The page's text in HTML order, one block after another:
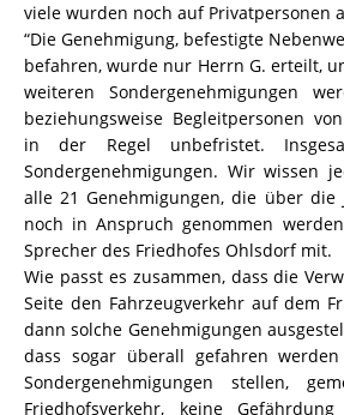
viele wurden noch auf Privatpersonen
“Die Genehmigung, befestigte
befahren, wurde nur Herrn G. erteilt,
weiteren Sondergenehmigungen
beziehungsweise Begleitpersonen
in der Regel unbefristet.
Sondergenehmigungen. Wir wissen
alle 21 Genehmigungen, die über die
noch in Anspruch genommen
Sprecher des Friedhofes Ohlsdorf mit.
Wie passt es zusammen, dass die
Seite den Fahrzeugverkehr auf dem
dann solche Genehmigungen
dass sogar überall gefahren
Sondergenehmigungen stellen,
Friedhofsverkehr, keine